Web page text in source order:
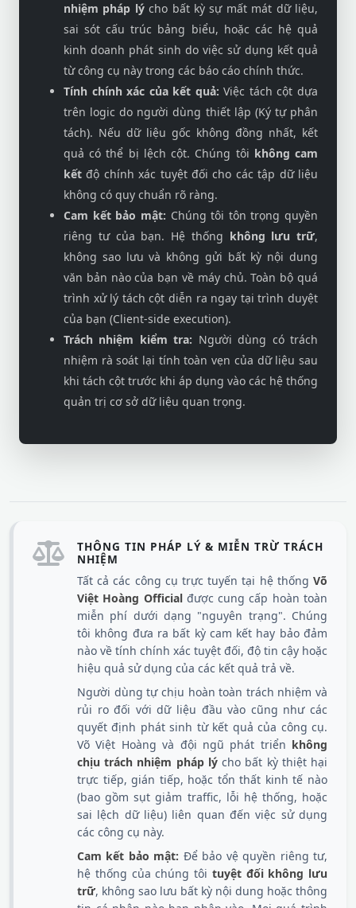
nhiệm pháp lýcho bất kỳ sự mất mát dữ liệu,
sai sót cấu trúc bảng biểu, hoặc các hệ quả
kinh doanh phát sinh do việc sử dụng kết quả
từ công cụ này trong các báo cáo chính thức.
Tính chính xác của kết quả: Việc tách cột dựa
trên logic do người dùng thiết lập (Ký tự phân
tách). Nếu dữ liệu gốc không đồng nhất, kết
quả có thể bị lệch cột. Chúng tôi không cam
kết độ chính xác tuyệt đối cho các tập dữ liệu
không có quy chuẩn rõ ràng.
Cam kết bảo mật: Chúng tôi tôn trọng quyền
riêng tư của bạn. Hệ thống không lưu trữ,
không sao lưu và không gửi bất kỳ nội dung
văn bản nào của bạn về máy chủ. Toàn bộ quá
trình xử lý tách cột diễn ra ngay tại trình duyệt
của bạn (Client-side execution).
Trách nhiệm kiểm tra: Người dùng có trách
nhiệm rà soát lại tính toàn vẹn của dữ liệu sau
khi tách cột trước khi áp dụng vào các hệ thống
quản trị cơ sở dữ liệu quan trọng.
THÔNG TIN PHÁP LÝ & MIỄN TRỪ TRÁCH
NHIỆM
Tất cả các công cụ trực tuyến tại hệ thống Võ
Việt Hoàng Officialđược cung cấp hoàn toàn
miễn phí dưới dạng "nguyên trạng". Chúng
tôi không đưa ra bất kỳ cam kết hay bảo đảm
nào về tính chính xác tuyệt đối, độ tin cậy hoặc
hiệu quả sử dụng của các kết quả trả về.
Người dùng tự chịu hoàn toàn trách nhiệm và
rủi ro đối với dữ liệu đầu vào cũng như các
quyết định phát sinh từ kết quả của công cụ.
Võ Việt Hoàng và đội ngũ phát triển không
chịu trách nhiệm pháp lýcho bất kỳ thiệt hại
trực tiếp, gián tiếp, hoặc tổn thất kinh tế nào
(bao gồm sụt giảm traffic, lỗi hệ thống, hoặc
sai lệch dữ liệu) liên quan đến việc sử dụng
các công cụ này.
Cam kết bảo mật: Để bảo vệ quyền riêng tư,
hệ thống của chúng tôi tuyệt đối không lưu
trữ, không sao lưu bất kỳ nội dung hoặc thông